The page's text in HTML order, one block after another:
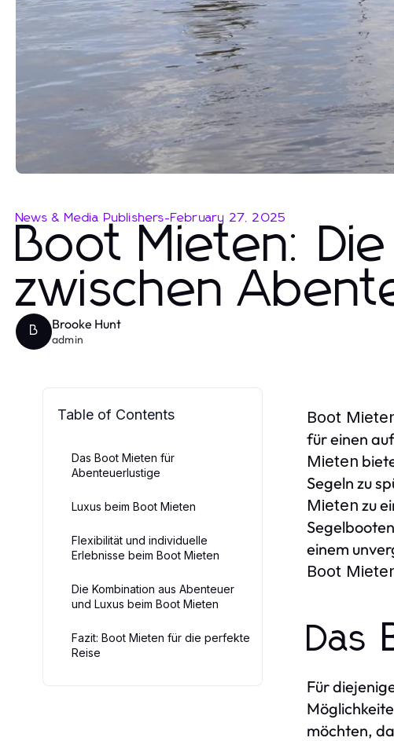
News & Media Publishers-February 27, 2025
Boot Mieten:
zwischen
B Brooke Hunt
admin
Table of Contents
Das Boot Mieten für
Abenteuerlustige
Luxus beim Boot Mieten
Flexibilität und individuelle
Erlebnisse beim Boot Mieten
Die Kombination aus Abenteuer
und Luxus beim Boot Mieten
Fazit: Boot Mieten für die perfekte
Reise
Boot
für einen
Mieten
Segeln zu
Mieten zu
einem
Boot
Das
Für
möchten,